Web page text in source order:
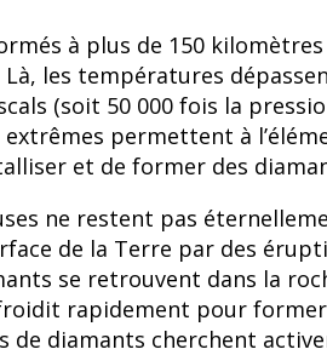
à plus de 150
les températures
(soit 50 000 fois la
extrêmes permettent à
et de former des
ne restent pas
de la Terre par des
se retrouvent dans la
rapidement pour former
de diamants cherchent